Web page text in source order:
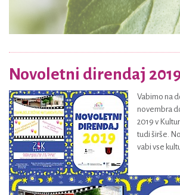
Novoletni direndaj
Vabimo na
novembra
2019 v
tudi širše.
vabi vse